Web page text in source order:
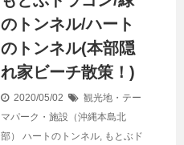
のトンネル/ハート
のトンネル(本部隠
れ家ビーチ散策！)
2020/05/02
観光地・テー
マパーク・施設（沖縄本島北
部）
ハートのトンネル, もとぶド